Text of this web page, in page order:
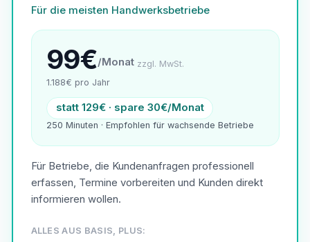
Für die meisten Handwerksbetriebe
99€/Monat zzgl. MwSt.
1.188€ pro Jahr
statt 129€ · spare 30€/Monat
250 Minuten · Empfohlen für wachsende Betriebe
Für Betriebe, die Kundenanfragen professionell
erfassen, Termine vorbereiten und Kunden direkt
informieren wollen.
ALLES AUS BASIS, PLUS: